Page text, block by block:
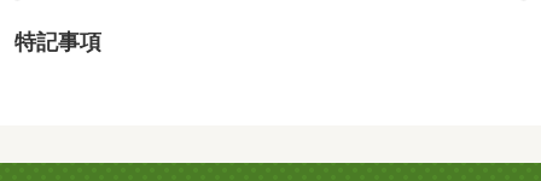
るだけ。お部屋探しを、もっと気軽に、もっとスムーズ
めればいいかわからない」「忙しくて来店の時間が取れな
特記事項